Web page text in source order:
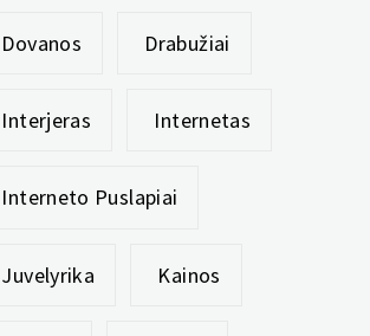
Dovanos Drabužiai
Interjeras Internetas
Interneto Puslapiai
Juvelyrika Kainos